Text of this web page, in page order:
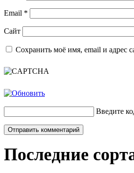
Email *
Сайт
Сохранить моё имя, email и адрес
Введите
Последние